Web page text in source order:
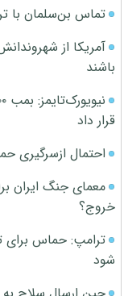
تماس بن‌سلمان با
آمریکا از
باشند
قرار داد
احتمال ازسرگیری
معمای جنگ ایران
خروج؟
ترامپ: حماس برای
شود